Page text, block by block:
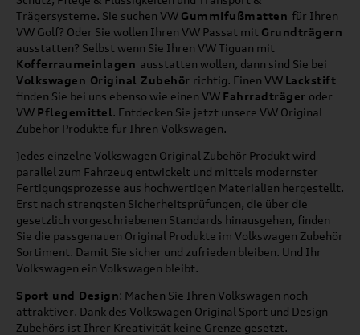
Trägersysteme. Sie suchen VW Gummifußmatten für Ihren
VW Golf? Oder Sie wollen Ihren VW Passat mit Grundträgern
ausstatten? Selbst wenn Sie Ihren VW Tiguan mit
Kofferraumeinlagen ausstatten wollen, dann sind Sie bei
Volkswagen Original Zubehör richtig. Einen VW Lackstift
finden Sie bei uns ebenso wie einen VW Fahrradträger oder
VW Pflegemittel. Entdecken Sie jetzt unsere VW Original
Zubehör Produkte für Ihren Volkswagen.
Jedes einzelne Volkswagen Original Zubehör Produkt wird
parallel zum Fahrzeug entwickelt und mittels modernster
Fertigungsprozesse aus hochwertigen Materialien hergestellt.
Erst nach strengsten Sicherheitsprüfungen, die über die
gesetzlich vorgeschriebenen Standards hinausgehen, finden
Sie die passgenauen Original Produkte im Volkswagen Zubehör
Sortiment. Damit Sie sicher und zufrieden bleiben. Und Ihr
Volkswagen ein Volkswagen bleibt.
Sport und Design: Machen Sie Ihren Volkswagen noch
attraktiver. Dank des Volkswagen Original Sport und Design
Zubehörs ist Ihrer Kreativität keine Grenze gesetzt.